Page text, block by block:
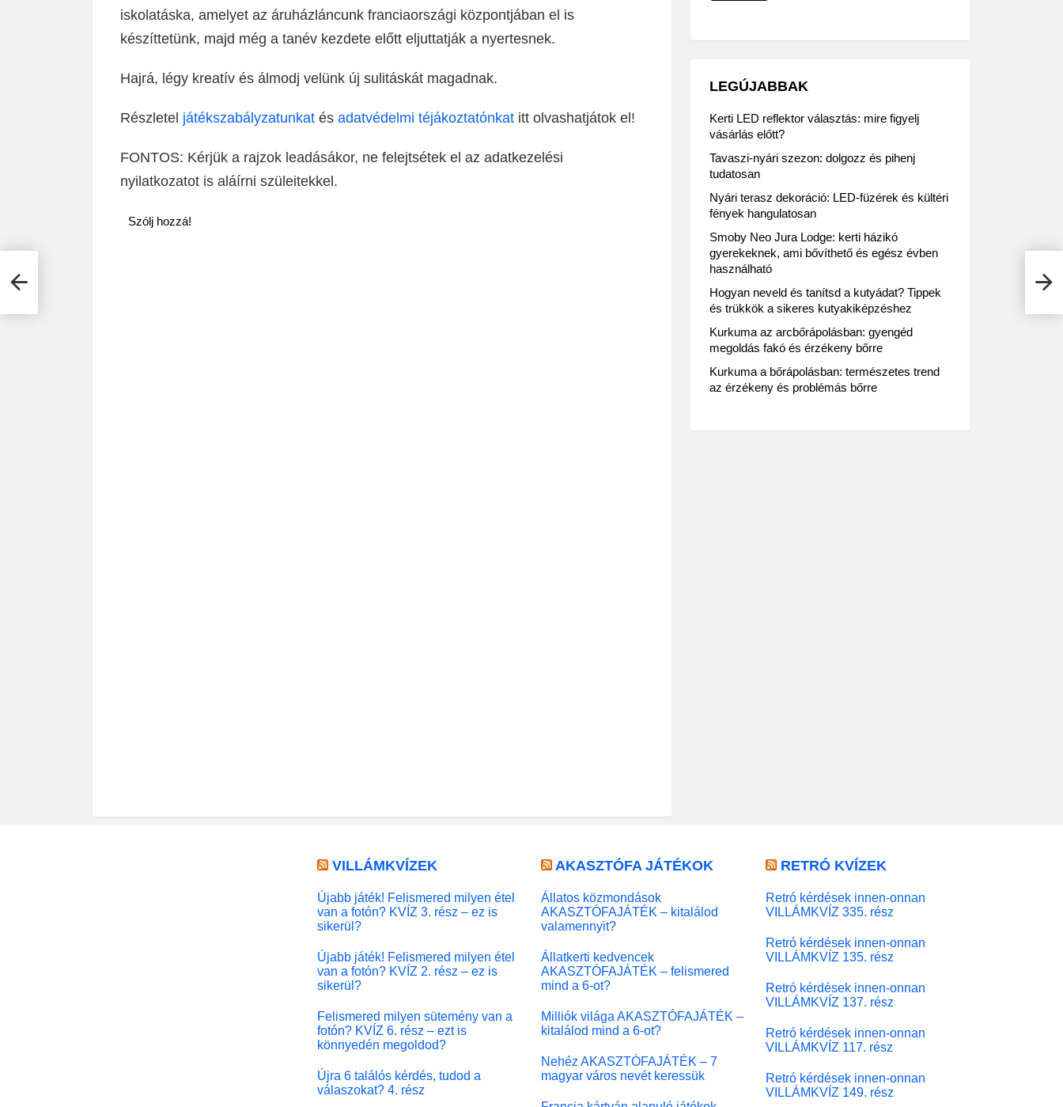
iskolatáska, amelyet az áruházláncunk franciaországi központjában el is
készíttetünk, majd még a tanév kezdete előtt eljuttatják a nyertesnek.
Hajrá, légy kreatív és álmodj velünk új sulitáskát magadnak.
Részletel játékszabályzatunkat és adatvédelmi téjákoztatónkat itt olvashatjátok el!
FONTOS: Kérjük a rajzok leadásákor, ne felejtsétek el az adatkezelési
nyilatkozatot is aláírni szüleitekkel.
Szólj hozzá!
LEGÚJABBAK
Kerti LED reflektor választás: mire figyelj
vásárlás előtt?
Tavaszi-nyári szezon: dolgozz és pihenj
tudatosan
Nyári terasz dekoráció: LED-füzérek és kültéri
fények hangulatosan
Smoby Neo Jura Lodge: kerti házikó
gyerekeknek, ami bővíthető és egész évben
használható
Hogyan neveld és tanítsd a kutyádat? Tippek
és trükkök a sikeres kutyakiképzéshez
Kurkuma az arcbőrápolásban: gyengéd
megoldás fakó és érzékeny bőrre
Kurkuma a bőrápolásban: természetes trend
az érzékeny és problémás bőrre
VILLÁMKVÍZEK
Újabb játék! Felismered milyen étel
van a fotón? KVÍZ 3. rész – ez is
sikerül?
Újabb játék! Felismered milyen étel
van a fotón? KVÍZ 2. rész – ez is
sikerül?
Felismered milyen sütemény van a
fotón? KVÍZ 6. rész – ezt is
könnyedén megoldod?
Újra 6 találós kérdés, tudod a
válaszokat? 4. rész
AKASZTÓFA JÁTÉKOK
Állatos közmondások
AKASZTÓFAJÁTÉK – kitalálod
valamennyit?
Állatkerti kedvencek
AKASZTÓFAJÁTÉK – felismered
mind a 6-ot?
Milliók világa AKASZTÓFAJÁTÉK –
kitalálod mind a 6-ot?
Nehéz AKASZTÓFAJÁTÉK – 7
magyar város nevét keressük
RETRÓ KVÍZEK
Retró kérdések innen-onnan
VILLÁMKVÍZ 335. rész
Retró kérdések innen-onnan
VILLÁMKVÍZ 135. rész
Retró kérdések innen-onnan
VILLÁMKVÍZ 137. rész
Retró kérdések innen-onnan
VILLÁMKVÍZ 117. rész
Retró kérdések innen-onnan
VILLÁMKVÍZ 149. rész